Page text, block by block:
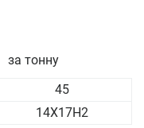
за тонну
45
14Х17Н2